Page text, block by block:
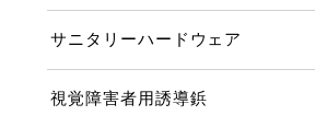
サニタリーハードウェア
視覚障害者用誘導鋲